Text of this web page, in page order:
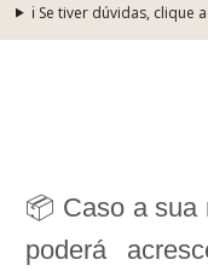
ℹ️ Se tiver dúvidas,